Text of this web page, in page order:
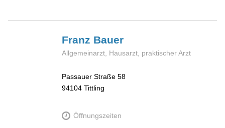
Franz Bauer
Allgemeinarzt, Hausarzt, praktischer Arzt
Passauer Straße 58
94104 Tittling
Öffnungszeiten